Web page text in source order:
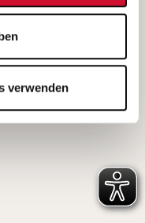
verwenden